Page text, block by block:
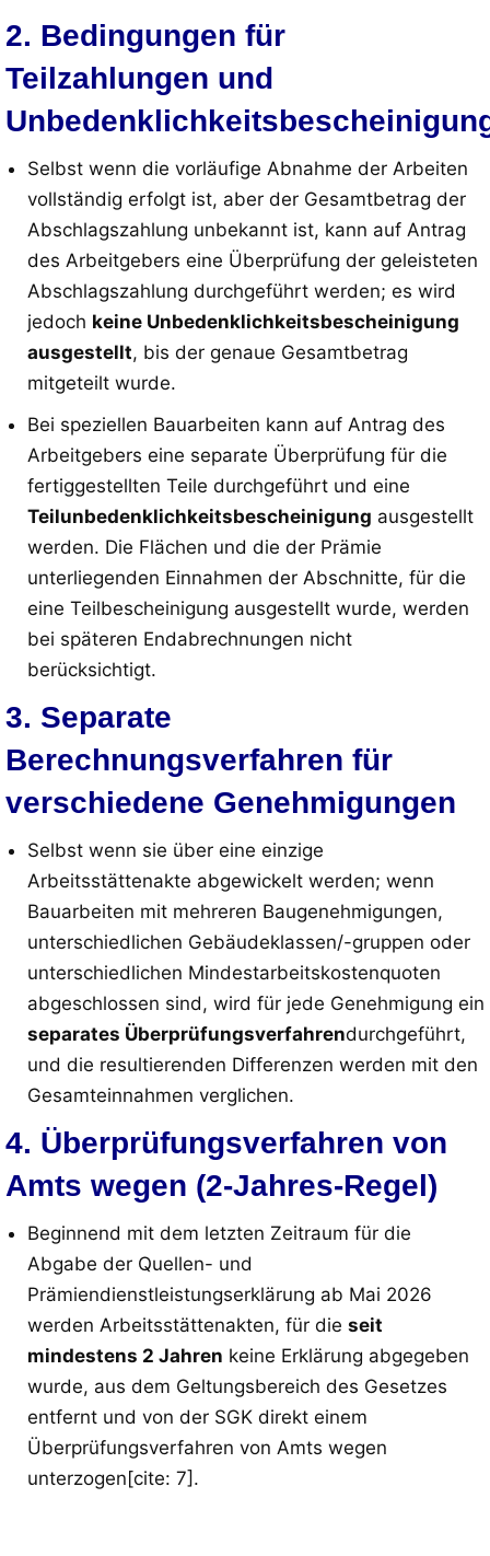
2. Bedingungen für
Teilzahlungen und
Selbst wenn die vorläufige Abnahme der Arbeiten
vollständig erfolgt ist, aber der Gesamtbetrag der
Abschlagszahlung unbekannt ist, kann auf Antrag
des Arbeitgebers eine Überprüfung der geleisteten
Abschlagszahlung durchgeführt werden; es wird
jedoch keine Unbedenklichkeitsbescheinigung
ausgestellt, bis der genaue Gesamtbetrag
mitgeteilt wurde.
Bei speziellen Bauarbeiten kann auf Antrag des
Arbeitgebers eine separate Überprüfung für die
fertiggestellten Teile durchgeführt und eine
Teilunbedenklichkeitsbescheinigung ausgestellt
werden. Die Flächen und die der Prämie
unterliegenden Einnahmen der Abschnitte, für die
eine Teilbescheinigung ausgestellt wurde, werden
bei späteren Endabrechnungen nicht
berücksichtigt.
3. Separate
Berechnungsverfahren für
verschiedene Genehmigungen
Selbst wenn sie über eine einzige
Arbeitsstättenakte abgewickelt werden; wenn
Bauarbeiten mit mehreren Baugenehmigungen,
unterschiedlichen Gebäudeklassen/-gruppen oder
unterschiedlichen Mindestarbeitskostenquoten
abgeschlossen sind, wird für jede Genehmigung ein
separates Überprüfungsverfahrendurchgeführt,
und die resultierenden Differenzen werden mit den
Gesamteinnahmen verglichen.
4. Überprüfungsverfahren von
Amts wegen (2-Jahres-Regel)
Beginnend mit dem letzten Zeitraum für die
Abgabe der Quellen- und
Prämiendienstleistungserklärung ab Mai 2026
werden Arbeitsstättenakten, für die seit
mindestens 2 Jahren keine Erklärung abgegeben
wurde, aus dem Geltungsbereich des Gesetzes
entfernt und von der SGK direkt einem
Überprüfungsverfahren von Amts wegen
unterzogen [cite: 7] .